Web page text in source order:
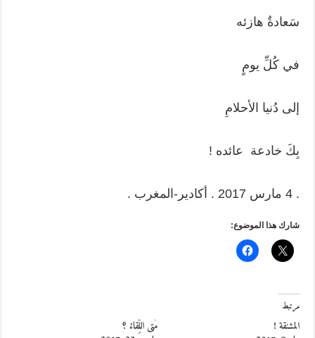
سَعادةٌ هازئه
في كُلِّ يومٍ
إلى دُنيا الأحلامِ
بِكَ خادعة عائده !
. 4 مارس 2017 . أكادير-المغرب .
شارك هذا الموضوع:
مرتبط
المشنقة !
مَتى اللِّقاءْ ؟